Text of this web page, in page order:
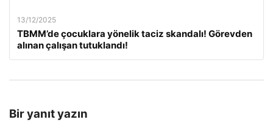
13/12/2025
TBMM’de çocuklara yönelik taciz skandalı! Görevden
alınan çalışan tutuklandı!
Bir yanıt yazın